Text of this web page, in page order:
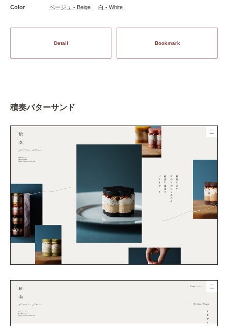
Color
ベージュ - Beige 白 - White
Detail Bookmark
積奏バターサンド